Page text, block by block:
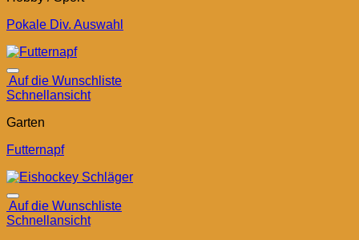
Pokale Div. Auswahl
Auf die Wunschliste
Schnellansicht
Garten
Futternapf
Auf die Wunschliste
Schnellansicht